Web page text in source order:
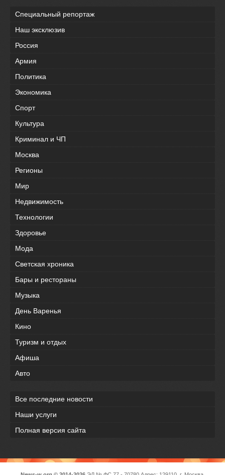
Специальный репортаж
Наш эксклюзив
Россия
Армия
Политика
Экономика
Спорт
Культура
Криминал и ЧП
Москва
Регионы
Мир
Недвижимость
Технологии
Здоровье
Мода
Светская хроника
Бары и рестораны
Музыка
День Варенья
Кино
Туризм и отдых
Афиша
Авто
Все последние новости
Наши услуги
Полная версия сайта